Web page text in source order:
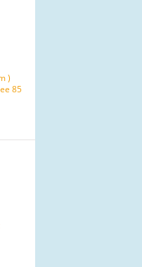
)
85